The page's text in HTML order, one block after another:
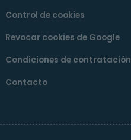
Control de cookies
Revocar cookies de Google
Condiciones de contratación
Contacto